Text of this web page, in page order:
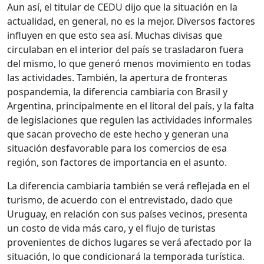
Aun así, el titular de CEDU dijo que la situación en la
actualidad, en general, no es la mejor. Diversos factores
influyen en que esto sea así. Muchas divisas que
circulaban en el interior del país se trasladaron fuera
del mismo, lo que generó menos movimiento en todas
las actividades. También, la apertura de fronteras
pospandemia, la diferencia cambiaria con Brasil y
Argentina, principalmente en el litoral del país, y la falta
de legislaciones que regulen las actividades informales
que sacan provecho de este hecho y generan una
situación desfavorable para los comercios de esa
región, son factores de importancia en el asunto.
La diferencia cambiaria también se verá reflejada en el
turismo, de acuerdo con el entrevistado, dado que
Uruguay, en relación con sus países vecinos, presenta
un costo de vida más caro, y el flujo de turistas
provenientes de dichos lugares se verá afectado por la
situación, lo que condicionará la temporada turística.